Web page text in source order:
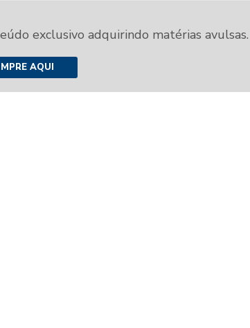
exclusivo adquirindo matérias avulsas.
AQUI